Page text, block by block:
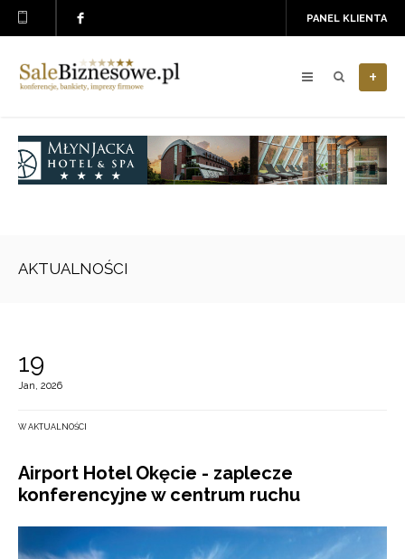
PANEL KLIENTA
+
AKTUALNOŚCI
19
Jan, 2026
W AKTUALNOŚCI
Airport Hotel Okęcie - zaplecze
konferencyjne w centrum ruchu